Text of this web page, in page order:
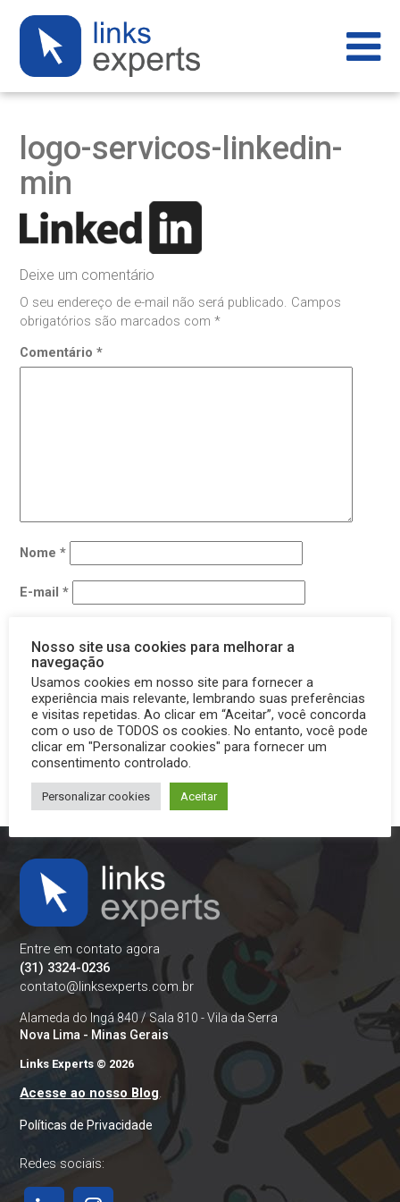
logo-servicos-linkedin-
min
Deixe um comentário
O seu endereço de e-mail não será publicado. Campos
obrigatórios são marcados com*
Comentário*
Nome*
E-mail*
Salvar meus dados neste navegador para a próxima vez
que eu comentar.
Entre em contato agora
(31) 3324-0236
contato@linksexperts.com.br
Alameda do Ingá 840 / Sala 810 - Vila da Serra
Nova Lima - Minas Gerais
Links Experts © 2026
Acesse ao nosso Blog.
Políticas de Privacidade
Redes sociais:
Nosso site usa cookies para melhorar a
navegação
Usamos cookies em nosso site para fornecer a
experiência mais relevante, lembrando suas preferências
e visitas repetidas. Ao clicar em “Aceitar”, você concorda
com o uso de TODOS os cookies. No entanto, você pode
clicar em "Personalizar cookies" para fornecer um
consentimento controlado.
Personalizar cookies Aceitar